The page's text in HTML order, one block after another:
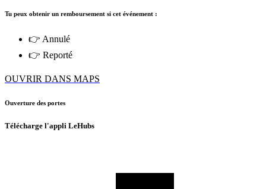
Tu peux obtenir un remboursement si cet événement :
👉 Annulé
👉 Reporté
OUVRIR DANS MAPS
Ouverture des portes
Télécharge l'appli LeHubs